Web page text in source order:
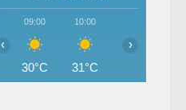
09:00
30°C
10:00
31°C
‹ ›